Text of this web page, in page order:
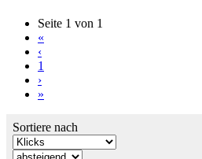
Seite 1 von 1
«
‹
1
›
»
Sortiere nach